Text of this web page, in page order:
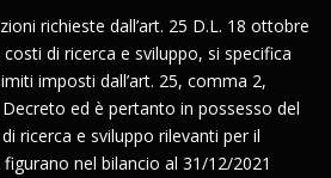
richieste dall’art. 25 D.L. 18 ottobre
di ricerca e sviluppo, si specifica
imposti dall’art. 25, comma 2,
ed è pertanto in possesso del
ricerca e sviluppo rilevanti per il
nel bilancio al 31/12/2021